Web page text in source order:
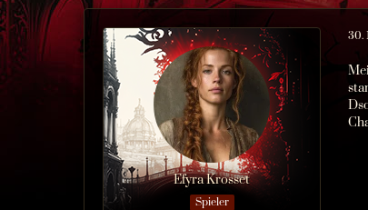
Efyra Krosset
Spieler
30.